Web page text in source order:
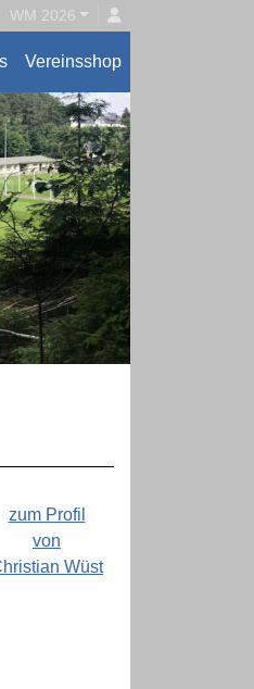
WM 2026
Vereinsshop
zum Profil
von
Wüst